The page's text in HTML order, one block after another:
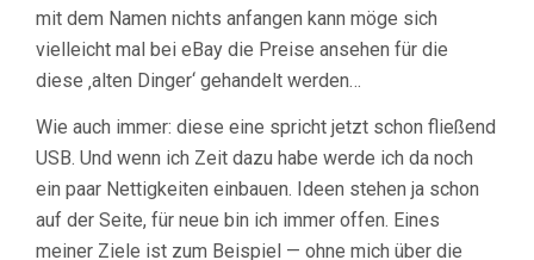
mit dem Namen nichts anfangen kann möge sich
vielleicht mal bei eBay die Preise ansehen für die
diese ‚alten Dinger‘ gehandelt werden…
Wie auch immer: diese eine spricht jetzt schon fließend
USB. Und wenn ich Zeit dazu habe werde ich da noch
ein paar Nettigkeiten einbauen. Ideen stehen ja schon
auf der Seite, für neue bin ich immer offen. Eines
meiner Ziele ist zum Beispiel — ohne mich über die